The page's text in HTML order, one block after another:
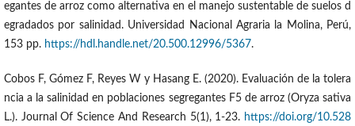
egantes de arroz como alternativa en el manejo sustentable de suelos d
egradados por salinidad. Universidad Nacional Agraria la Molina, Perú,
153 pp. https://hdl.handle.net/20.500.12996/5367.
Cobos F, Gómez F, Reyes W y Hasang E. (2020). Evaluación de la tolera
ncia a la salinidad en poblaciones segregantes F5 de arroz (Oryza sativa
L.). Journal Of Science And Research 5(1), 1-23. https://doi.org/10.528